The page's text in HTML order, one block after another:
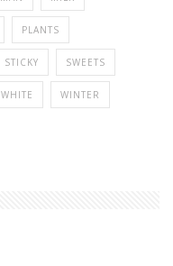
PLANTS
STICKY SWEETS
WHITE WINTER